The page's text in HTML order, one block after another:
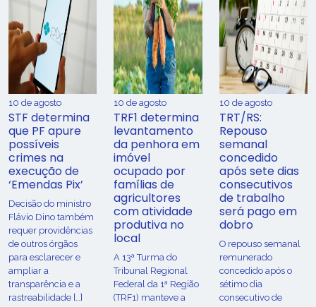
10 de agosto
STF determina
que PF apure
possíveis
crimes na
execução de
‘Emendas Pix’
Decisão do ministro
Flávio Dino também
requer providências
de outros órgãos
para esclarecer e
ampliar a
transparência e a
rastreabilidade […]
10 de agosto
TRF1 determina
levantamento
da penhora em
imóvel
ocupado por
famílias de
agricultores
com atividade
produtiva no
local
A 13ª Turma do
Tribunal Regional
Federal da 1ª Região
(TRF1) manteve a
10 de agosto
TRT/RS:
Repouso
semanal
concedido
após sete dias
consecutivos
de trabalho
será pago em
dobro
O repouso semanal
remunerado
concedido após o
sétimo dia
consecutivo de